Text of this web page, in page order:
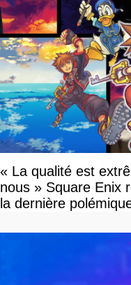
« La qualité est
nous » Square Enix
la dernière